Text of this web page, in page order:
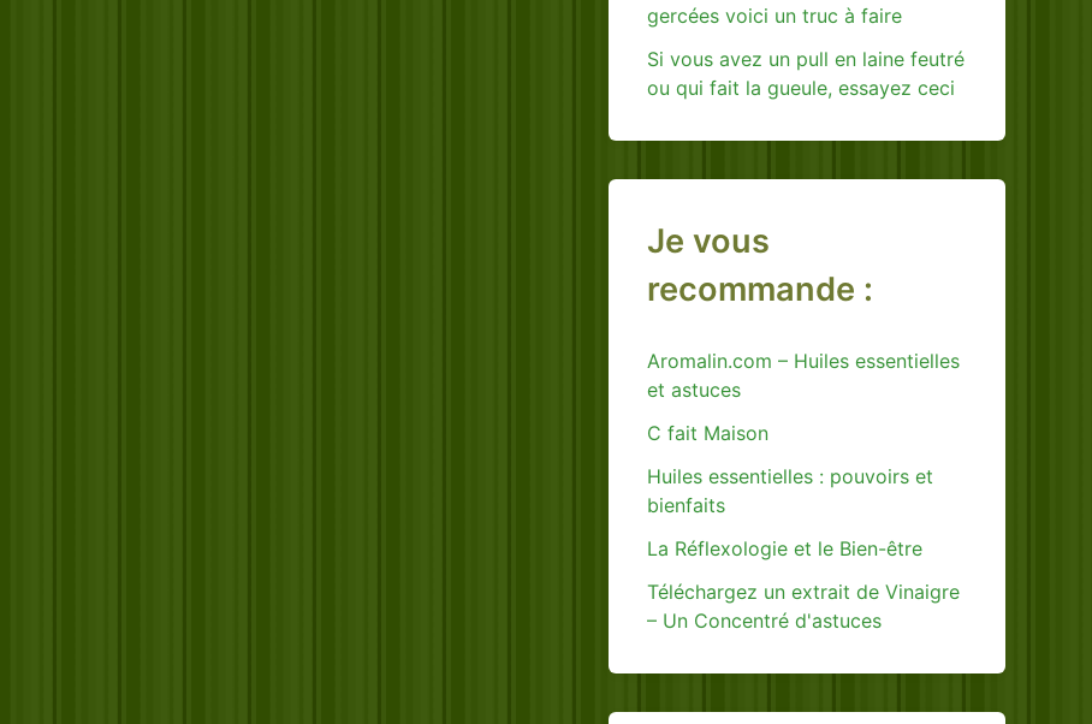
gercées voici un truc à faire
Si vous avez un pull en laine feutré
ou qui fait la gueule, essayez ceci
Je vous
recommande :
Aromalin.com – Huiles essentielles
et astuces
C fait Maison
Huiles essentielles : pouvoirs et
bienfaits
La Réflexologie et le Bien-être
Téléchargez un extrait de Vinaigre
– Un Concentré d'astuces